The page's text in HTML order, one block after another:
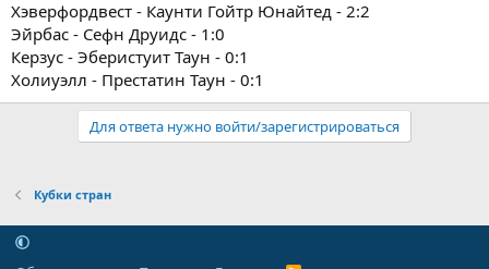
Хэверфордвест - Каунти Гойтр Юнайтед - 2:2
Эйрбас - Сефн Друидс - 1:0
Керзус - Эберистуит Таун - 0:1
Холиуэлл - Престатин Таун - 0:1
Для ответа нужно войти/зарегистрироваться
Кубки стран